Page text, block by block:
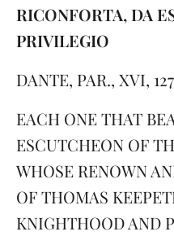
RICONFORTA, DA
PRIVILEGIO
DANTE, PAR., XVI,
EACH ONE THAT
ESCUTCHEON OF
WHOSE RENOWN
OF THOMAS
KNIGHTHOOD AND